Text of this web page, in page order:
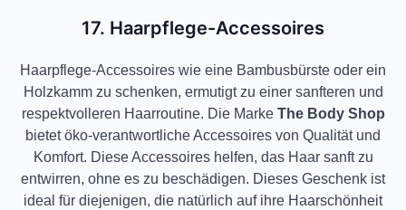
17. Haarpflege-Accessoires
Haarpflege-Accessoires wie eine Bambusbürste oder ein
Holzkamm zu schenken, ermutigt zu einer sanfteren und
respektvolleren Haarroutine. Die Marke The Body Shop
bietet öko-verantwortliche Accessoires von Qualität und
Komfort. Diese Accessoires helfen, das Haar sanft zu
entwirren, ohne es zu beschädigen. Dieses Geschenk ist
ideal für diejenigen, die natürlich auf ihre Haarschönheit